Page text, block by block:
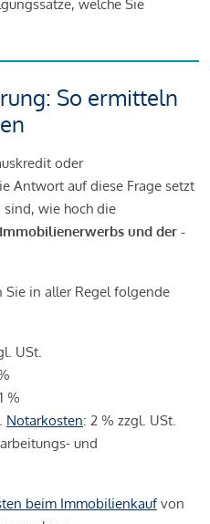
welche Sie
So ermitteln
oder
Antwort auf diese Frage setzt
sind, wie hoch die
und der -
Sie in aller Regel folgende
USt.
%
Notarkosten: 2 % zzgl. USt.
und
beim Immobilienkaufvon